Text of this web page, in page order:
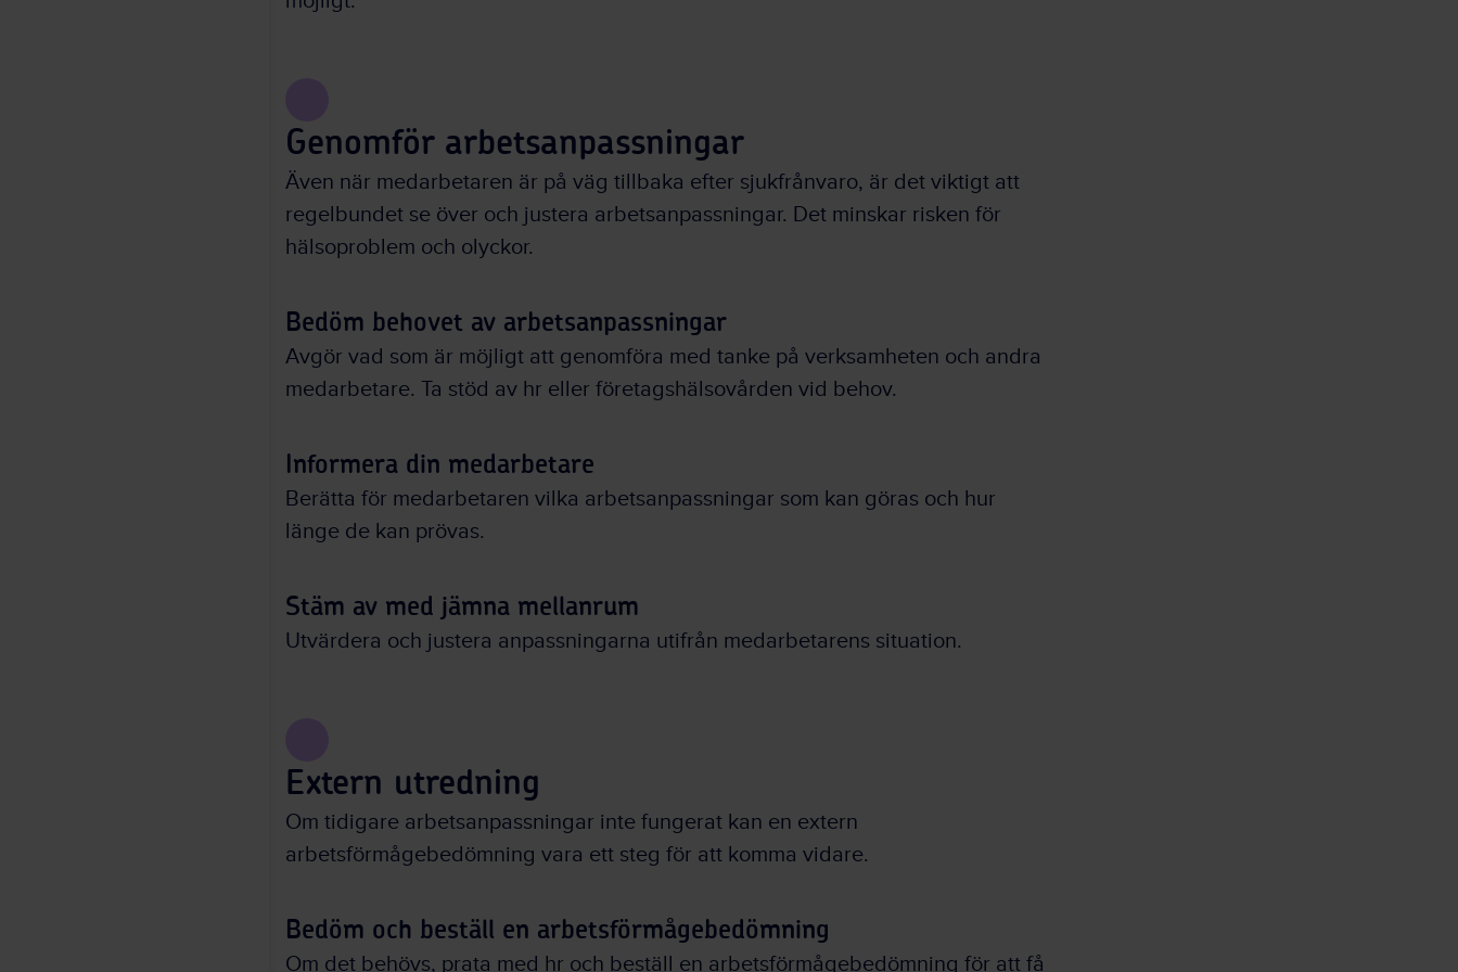
Genomför arbetsanpassningar
Även när medarbetaren är på väg tillbaka efter sjukfrånvaro, är det viktigt att
regelbundet se över och justera arbetsanpassningar. Det minskar risken för
hälsoproblem och olyckor.
Bedöm behovet av arbetsanpassningar
Avgör vad som är möjligt att genomföra med tanke på verksamheten och andra
medarbetare. Ta stöd av hr eller företagshälsovården vid behov.
Informera din medarbetare
Berätta för medarbetaren vilka arbetsanpassningar som kan göras och hur
länge de kan prövas.
Stäm av med jämna mellanrum
Utvärdera och justera anpassningarna utifrån medarbetarens situation.
Extern utredning
Om tidigare arbetsanpassningar inte fungerat kan en extern
arbetsförmågebedömning vara ett steg för att komma vidare.
Bedöm och beställ en arbetsförmågebedömning
Om det behövs, prata med hr och beställ en arbetsförmågebedömning för att få